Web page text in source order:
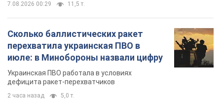
7.08.2026 00:29 11,5 т.
Сколько баллистических ракет
перехватила украинская ПВО в
июле: в Минобороны назвали цифру
Украинская ПВО работала в условиях
дефицита ракет-перехватчиков
2 часа назад 5,0 т.